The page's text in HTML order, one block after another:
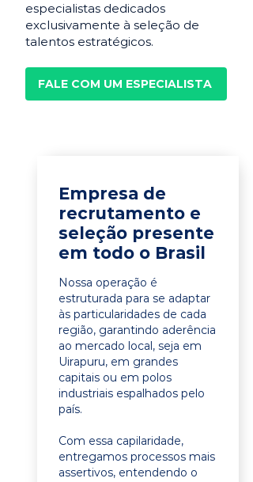
especialistas dedicados
exclusivamente à seleção de
talentos estratégicos.
FALE COM UM ESPECIALISTA
Empresa de
recrutamento e
seleção presente
em todo o Brasil
Nossa operação é
estruturada para se adaptar
às particularidades de cada
região, garantindo aderência
ao mercado local, seja em
Uirapuru, em grandes
capitais ou em polos
industriais espalhados pelo
país.
Com essa capilaridade,
entregamos processos mais
assertivos, entendendo o